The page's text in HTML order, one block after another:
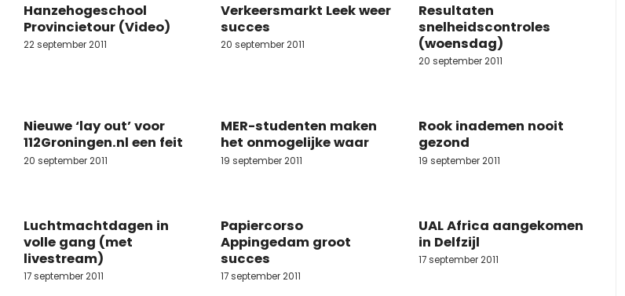
Hanzehogeschool
Provincietour (Video)
22 september 2011
Verkeersmarkt Leek weer
succes
20 september 2011
Resultaten
snelheidscontroles
(woensdag)
20 september 2011
Nieuwe ‘lay out’ voor
112Groningen.nl een feit
20 september 2011
MER-studenten maken
het onmogelijke waar
19 september 2011
Rook inademen nooit
gezond
19 september 2011
Luchtmachtdagen in
volle gang (met
livestream)
17 september 2011
Papiercorso
Appingedam groot
succes
17 september 2011
UAL Africa aangekomen
in Delfzijl
17 september 2011